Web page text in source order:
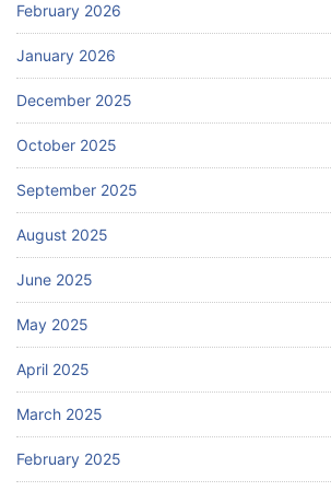
February 2026
January 2026
December 2025
October 2025
September 2025
August 2025
June 2025
May 2025
April 2025
March 2025
February 2025